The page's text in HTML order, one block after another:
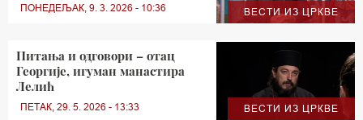
ВЕСТИ ИЗ ЦРКВЕ
ПОНЕДЕЉАК, 9. 3. 2026 - 10:36
ВЕСТИ ИЗ ЦРКВЕ
Питања и одговори – отац
Георгије, игуман манастира
Лелић
ПЕТАК, 29. 5. 2026 - 13:33